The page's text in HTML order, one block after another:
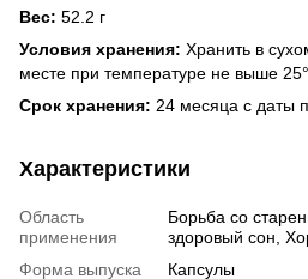
Вес: 52.2 г
Условия хранения: Хранить в
месте при температуре не выше
Срок хранения: 24 месяца с даты
Характеристики
Область
применения
Борьба со
здоровый сон,
Форма выпуска
Капсулы